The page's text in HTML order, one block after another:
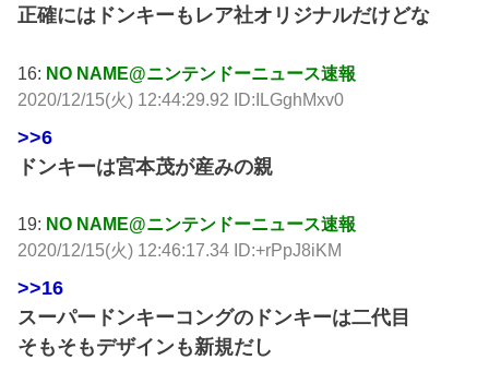
正確にはドンキーもレア社オリジナルだけどな
16: NO NAME@ニンテンドーニュース速報
2020/12/15(火) 12:44:29.92 ID:ILGghMxv0
>>6
ドンキーは宮本茂が産みの親
19: NO NAME@ニンテンドーニュース速報
2020/12/15(火) 12:46:17.34 ID:+rPpJ8iKM
>>16
スーパードンキーコングのドンキーは二代目
そもそもデザインも新規だし